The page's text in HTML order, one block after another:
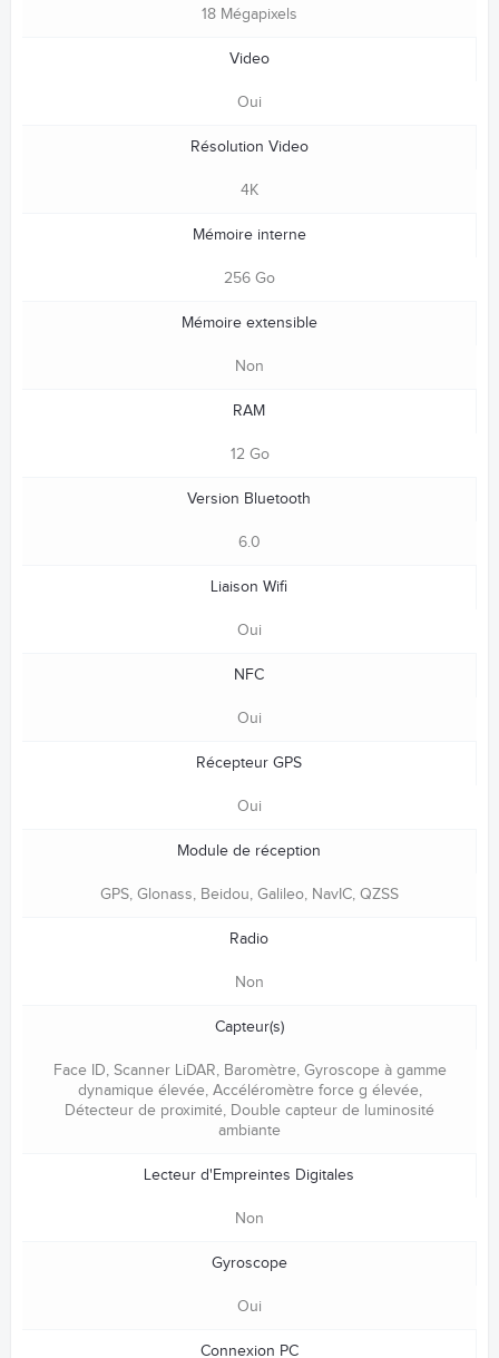
18 Mégapixels
Video
Oui
Résolution Video
4K
Mémoire interne
256 Go
Mémoire extensible
Non
RAM
12 Go
Version Bluetooth
6.0
Liaison Wifi
Oui
NFC
Oui
Récepteur GPS
Oui
Module de réception
GPS, Glonass, Beidou, Galileo, NavIC, QZSS
Radio
Non
Capteur(s)
Face ID, Scanner LiDAR, Baromètre, Gyroscope à gamme
dyna­mique élevée, Accéléromètre force g élevée,
Détecteur de proximité, Double capteur de lumi­nosité
ambiante
Lecteur d'Empreintes Digitales
Non
Gyroscope
Oui
Connexion PC